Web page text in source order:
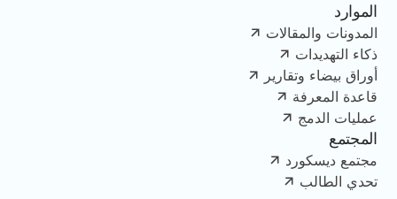
الموارد
المدونات والمقالات
ذكاء التهديدات
أوراق بيضاء وتقارير
قاعدة المعرفة
عمليات الدمج
المجتمع
مجتمع ديسكورد
تحدي الطالب